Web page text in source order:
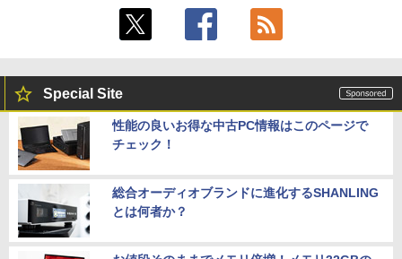
￥39,600
【ランキング1位！】新品 ノートパソコ
ン VETESA Intel Celeron 6500Y メモリ
ー:8GB SSD:1TB最大 15.6インチ 15.6型
フルHD液晶 テンキー付き 日本語キーボ
ードwindows11搭載 office2024付き 初
￥45,980
カット ノングレア HDMI Adaptive-Sync
ブラック MAXZEN MGM25IC03 マクス
5
【16%OFF！8/11 1:59まで】AOPEN ゲ
5ms sRGB 99% AMD FreeSync Premiu
m HDR10 HDMI 2.0 DisplayPort 1.2 ス
ピーカー・ヘッドフォン端子搭載 ゼロフ
bmipx
￥8,700
Special Site
性能の良いお得な中古PC情報はこのページで
チェック！
総合オーディオブランドに進化するSHANLING
とは何者か？